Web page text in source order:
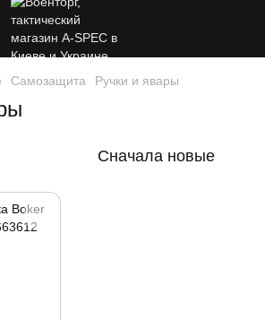
Самозащита Ручки и явары
Сначала новые